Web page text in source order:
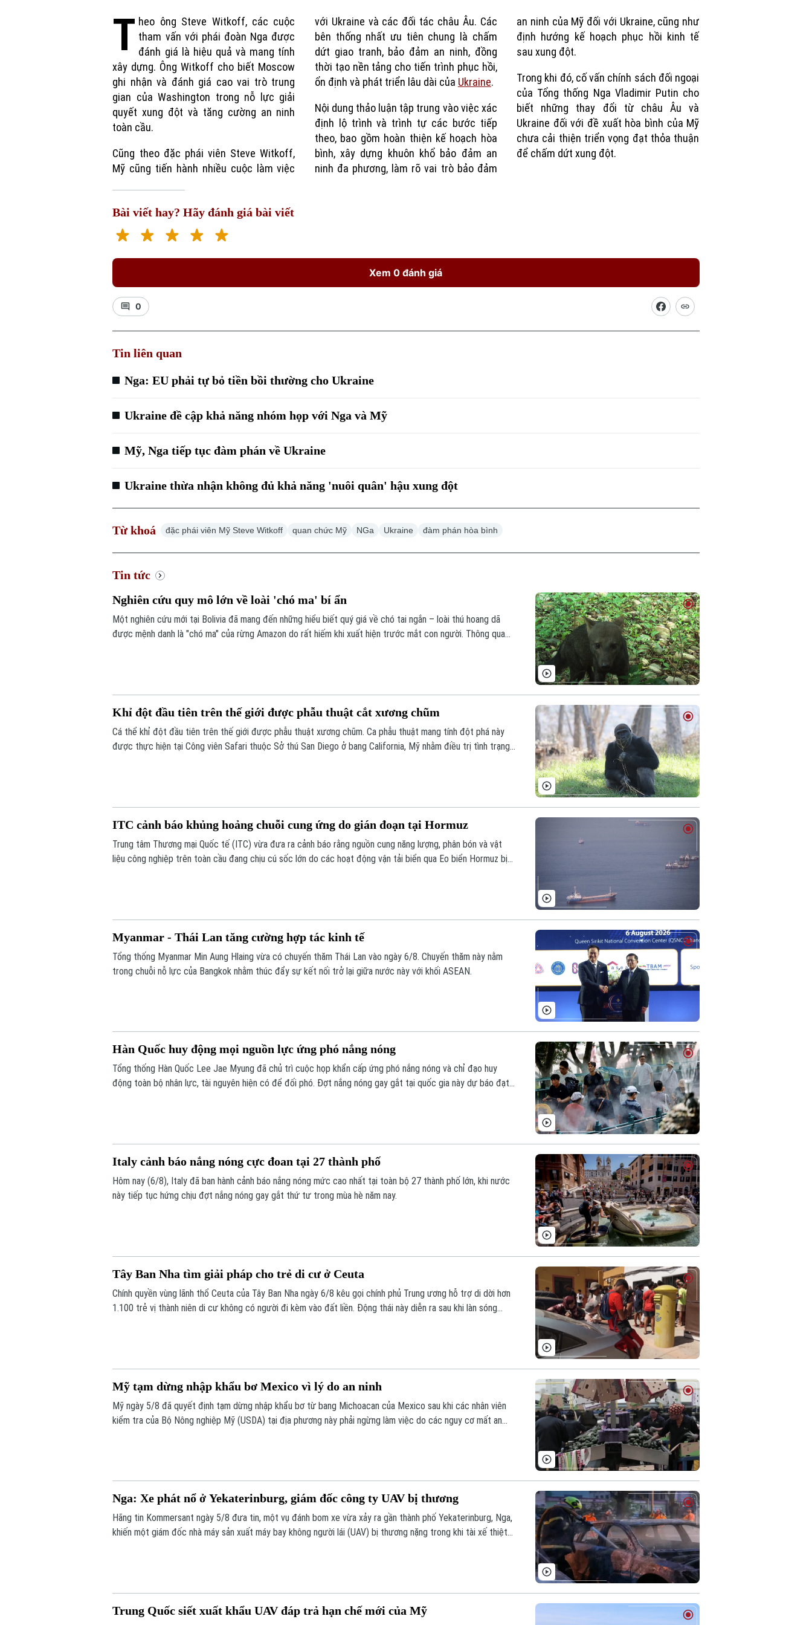
Time
T heo ông Steve Witkoff, các cuộc
tham vấn với phái đoàn Nga được
đánh giá là hiệu quả và mang tính
xây dựng. Ông Witkoff cho biết Moscow
ghi nhận và đánh giá cao vai trò trung
gian của Washington trong nỗ lực giải
quyết xung đột và tăng cường an ninh
toàn cầu.
Cũng theo đặc phái viên Steve Witkoff,
Mỹ cũng tiến hành nhiều cuộc làm việc
với Ukraine và các đối tác châu Âu. Các
bên thống nhất ưu tiên chung là chấm
dứt giao tranh, bảo đảm an ninh, đồng
thời tạo nền tảng cho tiến trình phục hồi,
ổn định và phát triển lâu dài của Ukraine.
Nội dung thảo luận tập trung vào việc xác
định lộ trình và trình tự các bước tiếp
theo, bao gồm hoàn thiện kế hoạch hòa
bình, xây dựng khuôn khổ bảo đảm an
ninh đa phương, làm rõ vai trò bảo đảm
an ninh của Mỹ đối với Ukraine, cũng như
định hướng kế hoạch phục hồi kinh tế
sau xung đột.
Trong khi đó, cố vấn chính sách đối ngoại
của Tổng thống Nga Vladimir Putin cho
biết những thay đổi từ châu Âu và
Ukraine đối với đề xuất hòa bình của Mỹ
chưa cải thiện triển vọng đạt thỏa thuận
để chấm dứt xung đột.
Bài viết hay? Hãy đánh giá bài viết
Xem 0 đánh giá
0
Tin liên quan
Nga: EU phải tự bỏ tiền bồi thường cho Ukraine
Ukraine đề cập khả năng nhóm họp với Nga và Mỹ
Mỹ, Nga tiếp tục đàm phán về Ukraine
Ukraine thừa nhận không đủ khả năng 'nuôi quân' hậu xung đột
Từ khoá đặc phái viên Mỹ Steve Witkoff quan chức Mỹ NGa Ukraine đàm phán hòa bình
Tin tức
Nghiên cứu quy mô lớn về loài 'chó ma' bí ẩn
Một nghiên cứu mới tại Bolivia đã mang đến những hiểu biết quý giá về chó tai ngắn – loài thú hoang dã
được mệnh danh là "chó ma" của rừng Amazon do rất hiếm khi xuất hiện trước mắt con người. Thông qua
Khỉ đột đầu tiên trên thế giới được phẫu thuật cắt xương chũm
Cá thể khỉ đột đầu tiên trên thế giới được phẫu thuật xương chũm. Ca phẫu thuật mang tính đột phá này
được thực hiện tại Công viên Safari thuộc Sở thú San Diego ở bang California, Mỹ nhằm điều trị tình trạng
ITC cảnh báo khủng hoảng chuỗi cung ứng do gián đoạn tại Hormuz
Trung tâm Thương mại Quốc tế (ITC) vừa đưa ra cảnh báo rằng nguồn cung năng lượng, phân bón và vật
liệu công nghiệp trên toàn cầu đang chịu cú sốc lớn do các hoạt động vận tải biển qua Eo biển Hormuz bị
Myanmar - Thái Lan tăng cường hợp tác kinh tế
Tổng thống Myanmar Min Aung Hlaing vừa có chuyến thăm Thái Lan vào ngày 6/8. Chuyến thăm này nằm
trong chuỗi nỗ lực của Bangkok nhằm thúc đẩy sự kết nối trở lại giữa nước này với khối ASEAN.
Hàn Quốc huy động mọi nguồn lực ứng phó nắng nóng
Tổng thống Hàn Quốc Lee Jae Myung đã chủ trì cuộc họp khẩn cấp ứng phó nắng nóng và chỉ đạo huy
động toàn bộ nhân lực, tài nguyên hiện có để đối phó. Đợt nắng nóng gay gắt tại quốc gia này dự báo đạt
Italy cảnh báo nắng nóng cực đoan tại 27 thành phố
Hôm nay (6/8), Italy đã ban hành cảnh báo nắng nóng mức cao nhất tại toàn bộ 27 thành phố lớn, khi nước
này tiếp tục hứng chịu đợt nắng nóng gay gắt thứ tư trong mùa hè năm nay.
Tây Ban Nha tìm giải pháp cho trẻ di cư ở Ceuta
Chính quyền vùng lãnh thổ Ceuta của Tây Ban Nha ngày 6/8 kêu gọi chính phủ Trung ương hỗ trợ di dời hơn
1.100 trẻ vị thành niên di cư không có người đi kèm vào đất liền. Động thái này diễn ra sau khi làn sóng
Mỹ tạm dừng nhập khẩu bơ Mexico vì lý do an ninh
Mỹ ngày 5/8 đã quyết định tạm dừng nhập khẩu bơ từ bang Michoacan của Mexico sau khi các nhân viên
kiểm tra của Bộ Nông nghiệp Mỹ (USDA) tại địa phương này phải ngừng làm việc do các nguy cơ mất an
Nga: Xe phát nổ ở Yekaterinburg, giám đốc công ty UAV bị thương
Hãng tin Kommersant ngày 5/8 đưa tin, một vụ đánh bom xe vừa xảy ra gần thành phố Yekaterinburg, Nga,
khiến một giám đốc nhà máy sản xuất máy bay không người lái (UAV) bị thương nặng trong khi tài xế thiệt
Trung Quốc siết xuất khẩu UAV đáp trả hạn chế mới của Mỹ